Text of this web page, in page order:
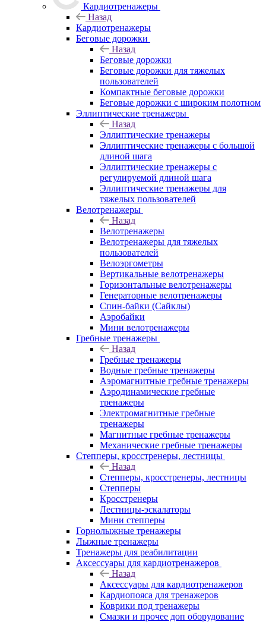
Кардиотренажеры
Назад
Кардиотренажеры
Беговые дорожки
Назад
Беговые дорожки
Беговые дорожки для тяжелых
пользователей
Компактные беговые дорожки
Беговые дорожки с широким полотном
Эллиптические тренажеры
Назад
Эллиптические тренажеры
Эллиптические тренажеры с большой
длиной шага
Эллиптические тренажеры с
регулируемой длиной шага
Эллиптические тренажеры для
тяжелых пользователей
Велотренажеры
Назад
Велотренажеры
Велотренажеры для тяжелых
пользователей
Велоэргометры
Вертикальные велотренажеры
Горизонтальные велотренажеры
Генераторные велотренажеры
Спин-байки (Сайклы)
Аэробайки
Мини велотренажеры
Гребные тренажеры
Назад
Гребные тренажеры
Водные гребные тренажеры
Аэромагнитные гребные тренажеры
Аэродинамические гребные
тренажеры
Электромагнитные гребные
тренажеры
Магнитные гребные тренажеры
Механические гребные тренажеры
Степперы, кросстренеры, лестницы
Назад
Степперы, кросстренеры, лестницы
Степперы
Кросстренеры
Лестницы-эскалаторы
Мини степперы
Горнолыжные тренажеры
Лыжные тренажеры
Тренажеры для реабилитации
Аксессуары для кардиотренажеров
Назад
Аксессуары для кардиотренажеров
Кардиопояса для тренажеров
Коврики под тренажеры
Смазки и прочее доп оборудование